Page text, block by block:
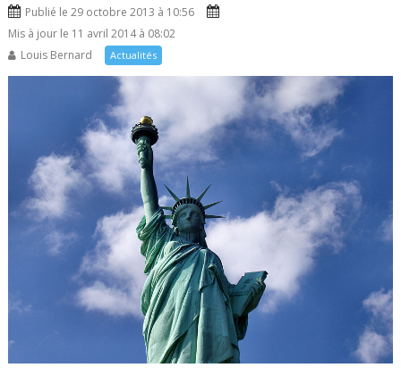
Publié le 29 octobre 2013 à 10:56
Mis à jour le 11 avril 2014 à 08:02
Louis Bernard
Actualités